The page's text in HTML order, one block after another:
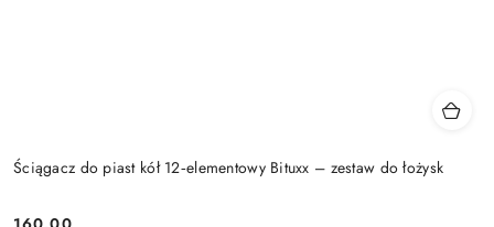
Ściągacz do piast kół 12‑elementowy Bituxx – zestaw do łożysk